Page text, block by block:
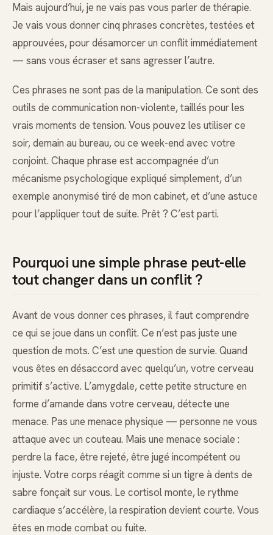
Mais aujourd’hui, je ne vais pas vous parler de thérapie.
Je vais vous donner cinq phrases concrètes, testées et
approuvées, pour désamorcer un conflit immédiatement
— sans vous écraser et sans agresser l’autre.
Ces phrases ne sont pas de la manipulation. Ce sont des
outils de communication non-violente, taillés pour les
vrais moments de tension. Vous pouvez les utiliser ce
soir, demain au bureau, ou ce week-end avec votre
conjoint. Chaque phrase est accompagnée d’un
mécanisme psychologique expliqué simplement, d’un
exemple anonymisé tiré de mon cabinet, et d’une astuce
pour l’appliquer tout de suite. Prêt ? C’est parti.
Pourquoi une simple phrase peut-elle
tout changer dans un conflit ?
Avant de vous donner ces phrases, il faut comprendre
ce qui se joue dans un conflit. Ce n’est pas juste une
question de mots. C’est une question de survie. Quand
vous êtes en désaccord avec quelqu’un, votre cerveau
primitif s’active. L’amygdale, cette petite structure en
forme d’amande dans votre cerveau, détecte une
menace. Pas une menace physique — personne ne vous
attaque avec un couteau. Mais une menace sociale :
perdre la face, être rejeté, être jugé incompétent ou
injuste. Votre corps réagit comme si un tigre à dents de
sabre fonçait sur vous. Le cortisol monte, le rythme
cardiaque s’accélère, la respiration devient courte. Vous
êtes en mode combat ou fuite.